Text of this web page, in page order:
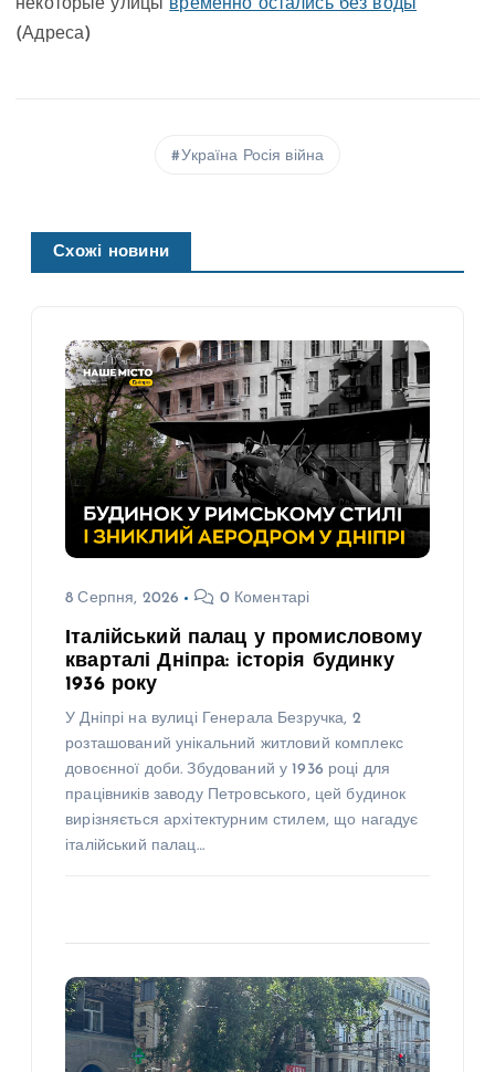
некоторые улицы
временно остались без воды
(Адреса)
Україна Росія війна
Схожі новини
8 Серпня, 2026 0 Коментарі
Італійський палац у промисловому
кварталі Дніпра: історія будинку
1936 року
У Дніпрі на вулиці Генерала Безручка, 2
розташований унікальний житловий комплекс
довоєнної доби. Збудований у 1936 році для
працівників заводу Петровського, цей будинок
вирізняється архітектурним стилем, що нагадує
італійський палац…